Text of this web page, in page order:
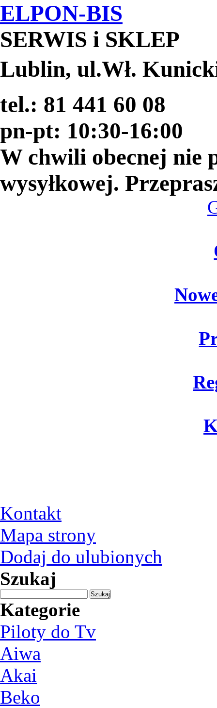
ELPON-BIS
SERWIS i SKLEP
Lublin, ul.Wł.
tel.: 81 441 60 08
pn-pt: 10:30-16:00
W chwili obecnej nie
wysyłkowej.
Kontakt
Mapa strony
Dodaj do ulubionych
Szukaj
Kategorie
Piloty do Tv
Aiwa
Akai
Beko